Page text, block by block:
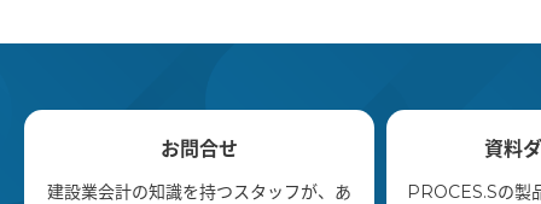
お問合せ
建設業会計の知識を持つスタッフが、あ
資料
PROCES.Sの製